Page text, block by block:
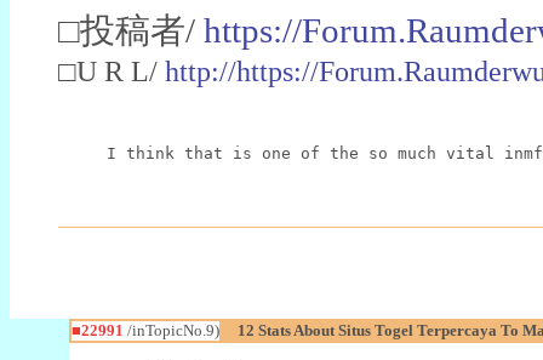
□投稿者/ https://
□U R L/ http://https://
I think that is one of the so much vital
■22991 /inTopicNo.9) 12 Stats About Situs Togel Terpercaya To